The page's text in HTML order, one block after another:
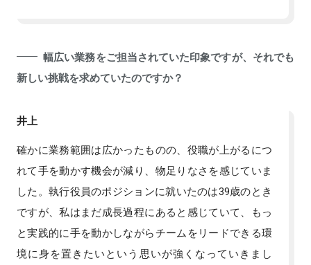
幅広い業務をご担当されていた印象ですが、それでも
新しい挑戦を求めていたのですか？
井上
確かに業務範囲は広かったものの、役職が上がるにつ
れて手を動かす機会が減り、物足りなさを感じていま
した。執行役員のポジションに就いたのは39歳のとき
ですが、私はまだ成長過程にあると感じていて、もっ
と実践的に手を動かしながらチームをリードできる環
境に身を置きたいという思いが強くなっていきまし